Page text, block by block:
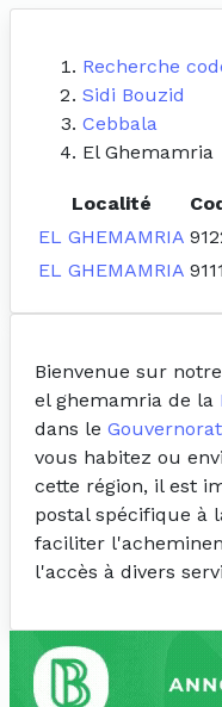
Recherche
Sidi Bouzid
Cebbala
El Ghemamria
Localité
EL GHEMAMRIA
EL GHEMAMRIA 9111
Bienvenue sur
el ghemamria de la
dans le
vous habitez ou
cette région, il est
postal spécifique à
faciliter
l'accès à divers